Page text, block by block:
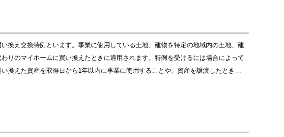
換え交換特例といます。事業に使用している土地、建物を特定の地域内の土地、建
りのマイホームに買い換えたときに適用されます。特例を受けるには場合によって
換えた資産を取得日から1年以内に事業に使用することや、資産を譲渡したとき…